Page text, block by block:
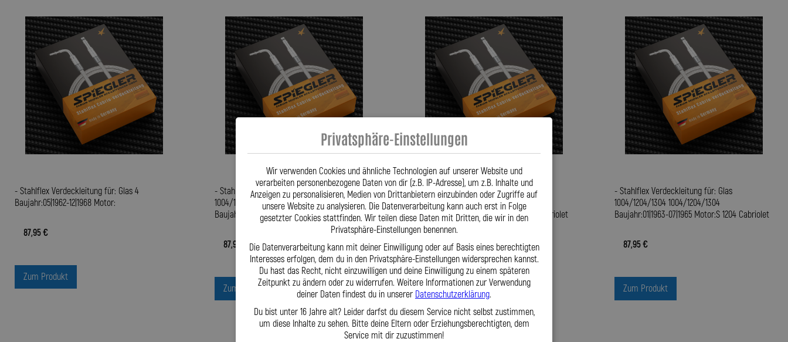
- Stahlflex Verdeckleitung für: Glas 4
Baujahr:05|1962-12|1968 Motor:
87,95 €
Zum Produkt
- Stahlflex Verdeckleitung für: Glas
1004/1204/1304 1004/1204/1304
Baujahr:01|1963-07|1967 Motor:S 1004 Cabriolet
87,95 €
Zum Produkt
- Stahlflex Verdeckleitung für: Glas
1004/1204/1304 1004/1204/1304
Baujahr:11|1963-07|1965 Motor:S 1004 Cabriolet
TS
87,95 €
Zum Produkt
- Stahlflex Verdeckleitung für: Glas
1004/1204/1304 1004/1204/1304
Baujahr:01|1963-07|1965 Motor:S 1204 Cabriolet
87,95 €
Zum Produkt
Privatsphäre-Einstellungen
Wir verwenden Cookies und ähnliche Technologien auf unserer Website und
verarbeiten personenbezogene Daten von dir (z.B. IP-Adresse), um z.B. Inhalte und
Anzeigen zu personalisieren, Medien von Drittanbietern einzubinden oder Zugriffe auf
unsere Website zu analysieren. Die Datenverarbeitung kann auch erst in Folge
gesetzter Cookies stattfinden. Wir teilen diese Daten mit Dritten, die wir in den
Privatsphäre-Einstellungen benennen.
Die Datenverarbeitung kann mit deiner Einwilligung oder auf Basis eines berechtigten
Interesses erfolgen, dem du in den Privatsphäre-Einstellungen widersprechen kannst.
Du hast das Recht, nicht einzuwilligen und deine Einwilligung zu einem späteren
Zeitpunkt zu ändern oder zu widerrufen. Weitere Informationen zur Verwendung
deiner Daten findest du in unserer Datenschutzerklärung.
Du bist unter 16 Jahre alt? Leider darfst du diesem Service nicht selbst zustimmen,
um diese Inhalte zu sehen. Bitte deine Eltern oder Erziehungsberechtigten, dem
Service mit dir zuzustimmen!